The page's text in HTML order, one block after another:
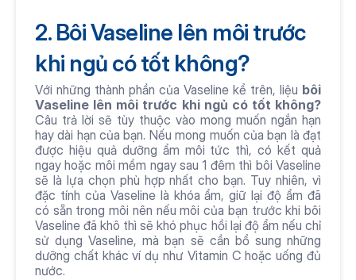
2. Bôi Vaseline lên môi trước
khi ngủ có tốt không?
Với những thành phần của Vaseline kể trên, liệu bôi
Vaseline lên môi trước khi ngủ có tốt không?
Câu trả lời sẽ tùy thuộc vào mong muốn ngắn hạn
hay dài hạn của bạn. Nếu mong muốn của bạn là đạt
được hiệu quả dưỡng ẩm môi tức thì, có kết quả
ngay hoặc môi mềm ngay sau 1 đêm thì bôi Vaseline
sẽ là lựa chọn phù hợp nhất cho bạn. Tuy nhiên, vì
đặc tính của Vaseline là khóa ẩm, giữ lại độ ẩm đã
có sẵn trong môi nên nếu môi của bạn trước khi bôi
Vaseline đã khô thì sẽ khó phục hồi lại độ ẩm nếu chỉ
sử dụng Vaseline, mà bạn sẽ cần bổ sung những
dưỡng chất khác ví dụ như Vitamin C hoặc uống đủ
nước.